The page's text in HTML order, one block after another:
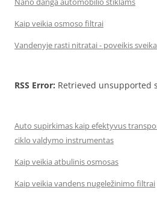
Kaip veikia osmoso filtrai
Vandenyje rasti nitratai - poveikis
RSS Error: Retrieved unsupported
Auto supirkimas kaip efektyvus
ciklo valdymo instrumentas
Kaip veikia atbulinis osmosas
Kaip veikia vandens nugeležinimo filtrai